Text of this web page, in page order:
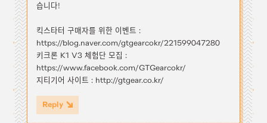
습니다!
킥스타터 구매자를 위한 이벤트 :
https://blog.naver.com/gtgearcokr/221599047280
키크론 K1 V3 체험단 모집 :
https://www.facebook.com/GTGearcokr/
지티기어 사이트 : http://gtgear.co.kr/
Reply